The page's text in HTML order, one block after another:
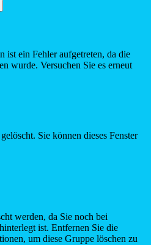
ein Fehler aufgetreten, da die
wurde. Versuchen Sie es erneut
Sie können dieses Fenster
werden, da Sie noch bei
ist. Entfernen Sie die
um diese Gruppe löschen zu